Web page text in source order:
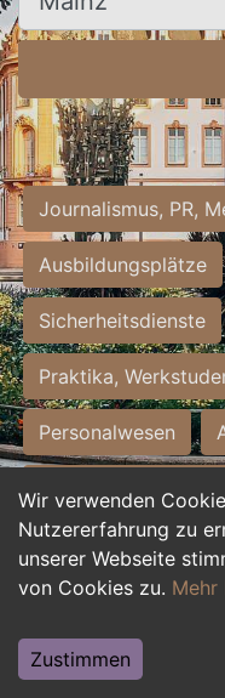
Wir verwenden
Nutzererfahrung zu
unserer Webseite
von Cookies zu. Mehr
Zustimmen
Journalismus, PR,
Ausbildungsplätze
Sicherheitsdienste
Praktika,
Personalwesen
Hilfskräfte, Aushilfs-
Einkauf, Logistik,
Weiterbildung,
Tourismus